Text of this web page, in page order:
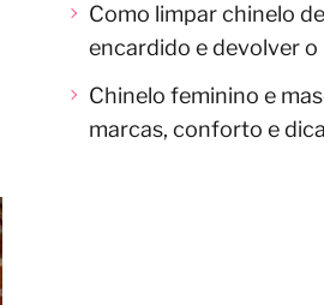
Como limpar chinelo
encardido e devolver o
Chinelo feminino e
marcas, conforto e